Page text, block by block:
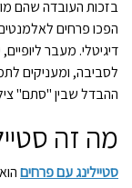
בזכות העובדה שהם
הפכו פרחים
דיגיטלי. מעבר
לסביבה, ומעניקים
ההבדל שבין "סתם"
מה זה
סטיילינג עם פרחים